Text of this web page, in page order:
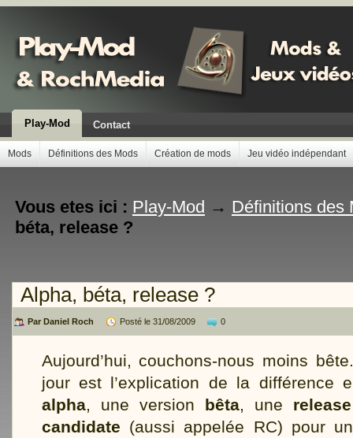
Play-Mod Contact
Mods Définitions des Mods Création de mods Jeu vidéo indépendant
Vous etes ici : Play-Mod → Définitions des
béta, release ?
Alpha, béta, release ?
Par Daniel Roch Posté le 31/08/2009 0
Aujourd’hui, couchons-nous moins
jour est l’explication de la différence
alpha, une version bêta, une release
candidate (aussi appelée RC) pour